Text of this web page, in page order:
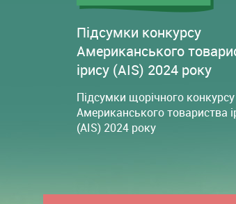
Підсумки конкурсу
Американського
ірису (AIS) 2024 року
Підсумки щорічного конкурсу
Американського товариства
(AIS) 2024 року